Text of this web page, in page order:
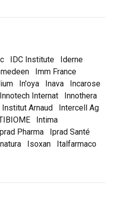
IDC Institute
Iderne
Imm France
In'oya Inava
Incarose
Innotech Internat
Innothera
Institut Arnaud
Intercell Ag
Intima
Pharma
Iprad Santé
Isoxan
Italfarmaco